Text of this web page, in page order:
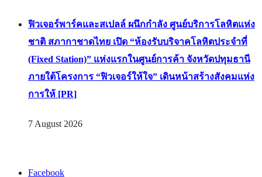
ฟิวเจอร์พาร์คและสเปลล์ ผนึกกำลัง ศูนย์บริการโลหิตแห่ง
ชาติ สภากาชาดไทย เปิด “ห้องรับบริจาคโลหิตประจำที่
(Fixed Station)” แห่งแรกในศูนย์การค้า จังหวัดปทุมธานี
ภายใต้โครงการ “ฟิวเจอร์ให้ใจ” เดินหน้าสร้างสังคมแห่ง
การให้ [PR]
7 August 2026
Facebook